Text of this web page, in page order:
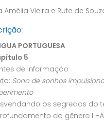
Amélia Vieira e Rute de
PORTUGUESA
5
de informação
Sono de sonhos
os segredos do
do gênero I